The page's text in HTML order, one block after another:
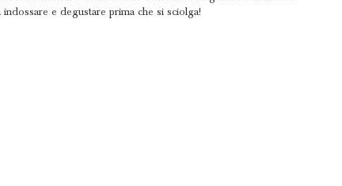
e degustare prima che si sciolga!